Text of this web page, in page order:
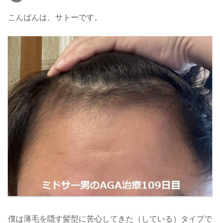
こんばんは、サトーです。
僕は薄毛を隠す髪型に苦心してきた（している）タイプで